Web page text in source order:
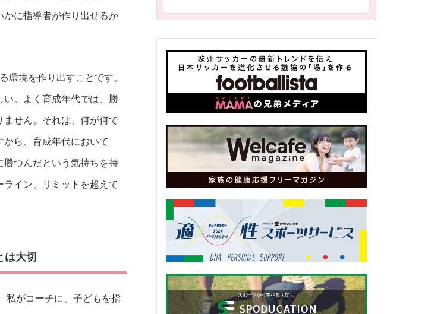
に指導者が作り出せるか
環境を作り出すことです。
。よく育成年代では、勝
せん。それは、何が何で
ら、育成年代において
勝つんだという気持ちを持
イン、リミットを超えて
は大切
私がコーチに、子どもを指